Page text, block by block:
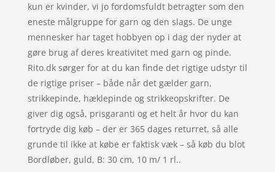
kun er kvinder, vi jo fordomsfuldt betragter som den
eneste målgruppe for garn og den slags. De unge
mennesker har taget hobbyen op i dag der nyder at
gøre brug af deres kreativitet med garn og pinde.
Rito.dk sørger for at du kan finde det rigtige udstyr til
de rigtige priser – både når det gælder garn,
strikkepinde, hæklepinde og strikkeopskrifter. De
giver dig også, prisgaranti og et helt år hvor du kan
fortryde dig køb – der er 365 dages returret, så alle
grunde til ikke at købe er faktisk væk – så køb du blot
Bordløber, guld, B: 30 cm, 10 m/ 1 rl..